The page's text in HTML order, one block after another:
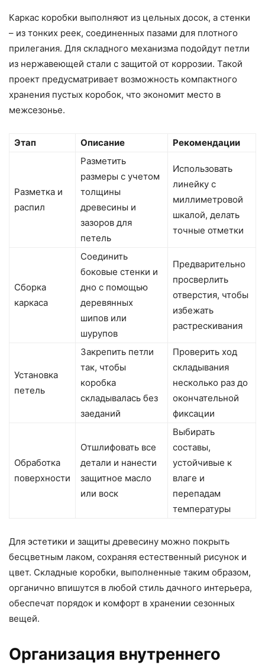
Каркас коробки выполняют из цельных досок, а стенки
– из тонких реек, соединенных пазами для плотного
прилегания. Для складного механизма подойдут петли
из нержавеющей стали с защитой от коррозии. Такой
проект предусматривает возможность компактного
хранения пустых коробок, что экономит место в
межсезонье.
Этап Описание Рекомендации
Разметка и
распил
Разметить
размеры с учетом
толщины
древесины и
зазоров для
петель
Использовать
линейку с
миллиметровой
шкалой, делать
точные отметки
Сборка
каркаса
Соединить
боковые стенки и
дно с помощью
деревянных
шипов или
шурупов
Предварительно
просверлить
отверстия, чтобы
избежать
растрескивания
Установка
петель
Закрепить петли
так, чтобы
коробка
складывалась без
заеданий
Проверить ход
складывания
несколько раз до
окончательной
фиксации
Обработка
поверхности
Отшлифовать все
детали и нанести
защитное масло
или воск
Выбирать
составы,
устойчивые к
влаге и
перепадам
температуры
Для эстетики и защиты древесину можно покрыть
бесцветным лаком, сохраняя естественный рисунок и
цвет. Складные коробки, выполненные таким образом,
органично впишутся в любой стиль дачного интерьера,
обеспечат порядок и комфорт в хранении сезонных
вещей.
Организация внутреннего